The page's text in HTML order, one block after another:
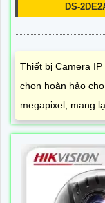
DS-
Thiết bị Camera
chọn hoàn hảo
megapixel, mang